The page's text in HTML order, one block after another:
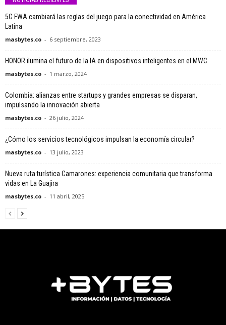
5G FWA cambiará las reglas del juego para la conectividad en América
Latina
masbytes.co - 6 septiembre, 2023
HONOR ilumina el futuro de la IA en dispositivos inteligentes en el MWC
masbytes.co - 1 marzo, 2024
Colombia: alianzas entre startups y grandes empresas se disparan,
impulsando la innovación abierta
masbytes.co - 26 julio, 2024
¿Cómo los servicios tecnológicos impulsan la economía circular?
masbytes.co - 13 julio, 2023
Nueva ruta turística Camarones: experiencia comunitaria que transforma
vidas en La Guajira
masbytes.co - 11 abril, 2025